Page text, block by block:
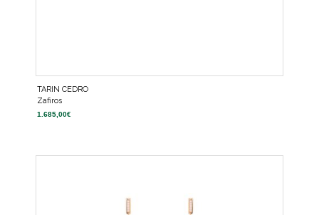
TARIN CEDRO
Zafiros
1.685,00€